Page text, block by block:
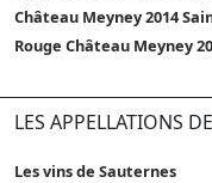
Château Meyney 2014
Rouge Château Meyney
LES APPELLATIONS
Les vins de Sauternes